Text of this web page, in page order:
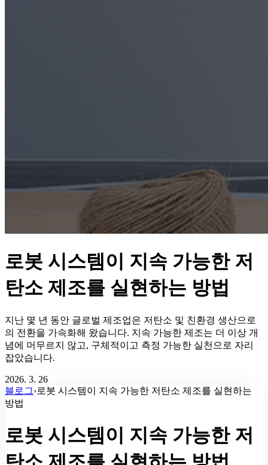
로봇 시스템이 지속 가능한 저
탄소 제조를 실현하는 방법
지난 몇 년 동안 글로벌 제조업은 저탄소 및 친환경 생산으로
의 전환을 가속화해 왔습니다. 지속 가능한 제조는 더 이상 개
념에 머무르지 않고, 구체적이고 측정 가능한 실천으로 자리
잡았습니다.
2026. 3. 26
블로그›로봇 시스템이 지속 가능한 저탄소 제조를 실현하는
방법
로봇 시스템이 지속 가능한 저